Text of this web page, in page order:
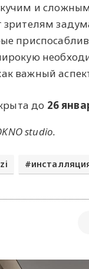
и
зрителям
важный
до 26
studio.